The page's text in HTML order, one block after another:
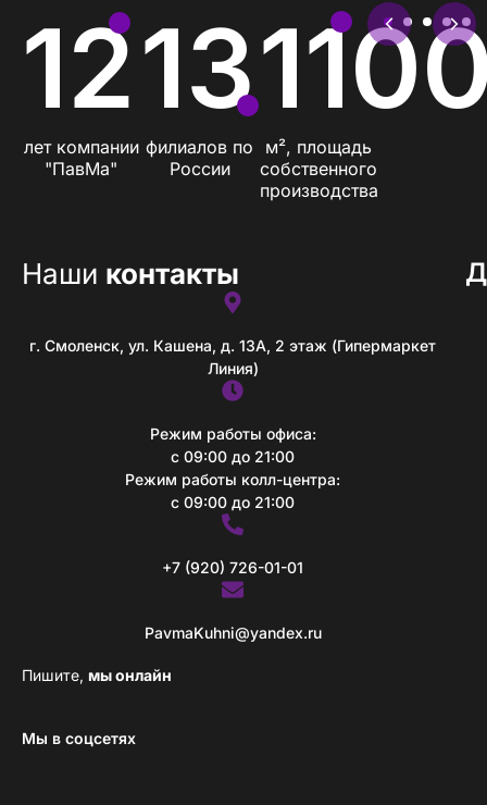
12
лет компании
"ПавМа"
13
филиалов по
России
м², площадь
собственного
производства
Наши контакты
г. Смоленск, ул. Кашена, д. 13А, 2 этаж (Гипермаркет
Линия)
Режим работы офиса:
с 09:00 до 21:00
Режим работы колл-центра:
с 09:00 до 21:00
+7 (920) 726-01-01
PavmaKuhni@yandex.ru
Пишите, мы онлайн
Мы в соцсетях